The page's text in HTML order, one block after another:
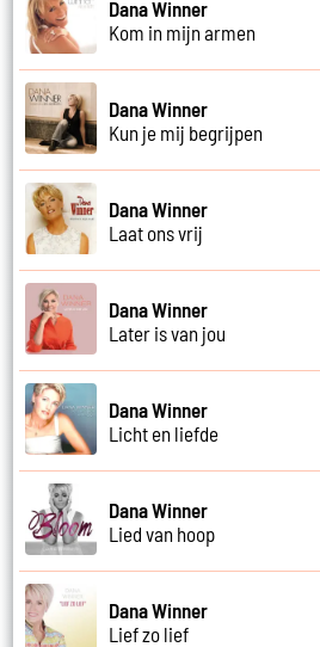
Dana Winner
Kom in mijn armen
Dana Winner
Kun je mij begrijpen
Dana Winner
Laat ons vrij
Dana Winner
Later is van jou
Dana Winner
Licht en liefde
Dana Winner
Lied van hoop
Dana Winner
Lief zo lief